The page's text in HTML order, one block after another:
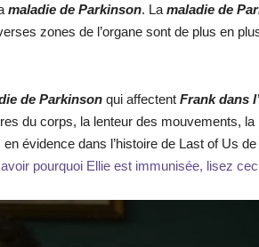
maladie de Parkinson. La maladie de
zones de l’organe sont de plus en
de Parkinson qui affectent Frank dans
du corps, la lenteur des mouvements,
évidence dans l’histoire de Last of Us
pourquoi Ellie est immunisée, lisez